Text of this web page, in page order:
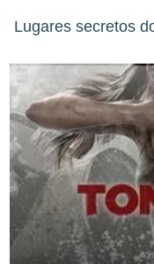
Lugares secretos